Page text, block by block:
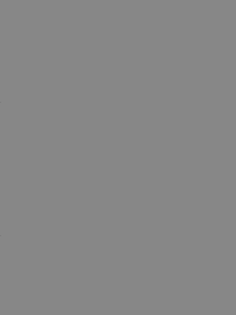
účtu. Webové